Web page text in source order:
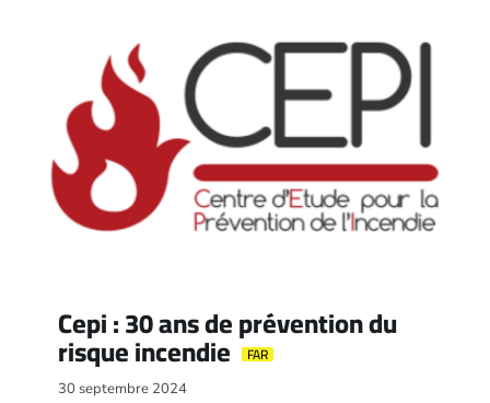
Cepi : 30 ans de prévention du
risque incendie FAR
30 septembre 2024